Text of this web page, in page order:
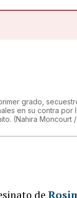
grado,
en su contra por
(Nahira Moncourt
de